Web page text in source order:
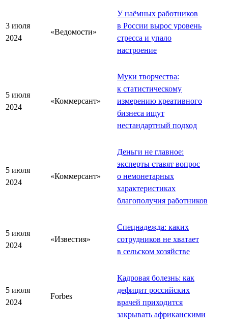
3 июля
2024
«Ведомости»
У наёмных работников
в России вырос уровень
стресса и упало
настроение
5 июля
2024
«Коммерсант»
Муки творчества:
к статистическому
измерению креативного
бизнеса ищут
нестандартный подход
5 июля
2024
«Коммерсант»
Деньги не главное:
эксперты ставят вопрос
о немонетарных
характеристиках
благополучия работников
5 июля
2024
«Известия»
Спецнадежда: каких
сотрудников не хватает
в сельском хозяйстве
5 июля
2024
Forbes
Кадровая болезнь: как
дефицит российских
врачей приходится
закрывать африканскими